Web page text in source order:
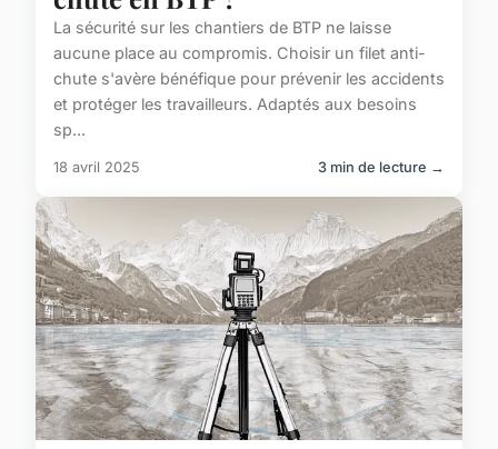
La sécurité sur les chantiers de BTP ne laisse
aucune place au compromis. Choisir un filet anti-
chute s'avère bénéfique pour prévenir les accidents
et protéger les travailleurs. Adaptés aux besoins
sp...
18 avril 2025 3 min de lecture →